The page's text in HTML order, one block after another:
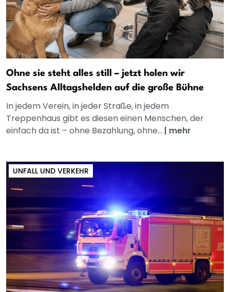
Ohne sie steht alles still – jetzt holen wir
Sachsens Alltagshelden auf die große Bühne
In jedem Verein, in jeder Straße, in jedem
Treppenhaus gibt es diesen einen Menschen, der
einfach da ist – ohne Bezahlung, ohne... | mehr
UNFALL UND VERKEHR